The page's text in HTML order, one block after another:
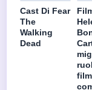
Cast Di Fear
The
Walking
Dead